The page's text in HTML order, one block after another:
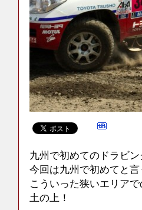
九州で初めてのドラビ
今回は九州で初めてと言
こういった狭いエリアで
土の上！